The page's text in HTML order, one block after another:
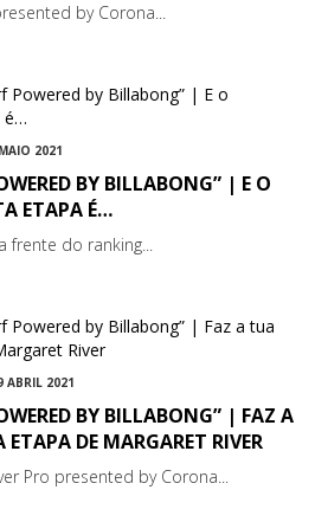
by Corona...
2021
BY BILLABONG” | E O
ETAPA É…
frente do ranking...
ABRIL 2021
BY BILLABONG” | FAZ A
DE MARGARET RIVER
Pro presented by Corona...